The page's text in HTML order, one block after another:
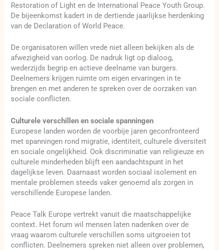
Restoration of Light en de International Peace Youth Group.
De bijeenkomst kadert in de dertiende jaarlijkse herdenking
van de Declaration of World Peace.
De organisatoren willen vrede niet alleen bekijken als de
afwezigheid van oorlog. De nadruk ligt op dialoog,
wederzijds begrip en actieve deelname van burgers.
Deelnemers krijgen ruimte om eigen ervaringen in te
brengen en met anderen te spreken over de oorzaken van
sociale conflicten.
Culturele verschillen en sociale spanningen
Europese landen worden de voorbije jaren geconfronteerd
met spanningen rond migratie, identiteit, culturele diversiteit
en sociale ongelijkheid. Ook discriminatie van religieuze en
culturele minderheden blijft een aandachtspunt in het
dagelijkse leven. Daarnaast worden sociaal isolement en
mentale problemen steeds vaker genoemd als zorgen in
verschillende Europese landen.
Peace Talk Europe vertrekt vanuit die maatschappelijke
context. Het forum wil mensen laten nadenken over de
vraag waarom culturele verschillen soms uitgroeien tot
conflicten. Deelnemers spreken niet alleen over problemen,